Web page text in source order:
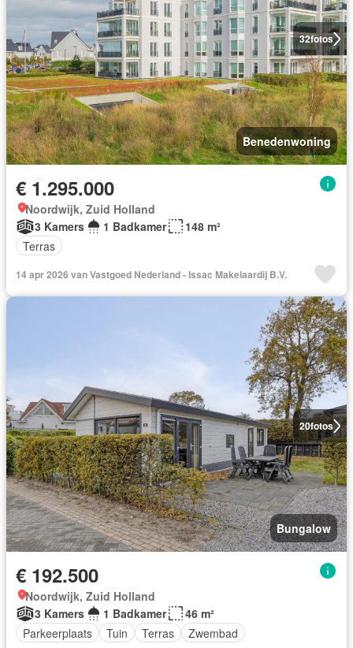
32fotos
Benedenwoning
€ 1.295.000
Noordwijk, Zuid Holland
3 Kamers
1 Badkamer
148 m²
Terras
14 apr 2026 van Vastgoed Nederland - Issac Makelaardij B.V.
20fotos
Bungalow
€ 192.500
Noordwijk, Zuid Holland
3 Kamers
1 Badkamer
46 m²
Parkeerplaats
Tuin Terras Zwembad